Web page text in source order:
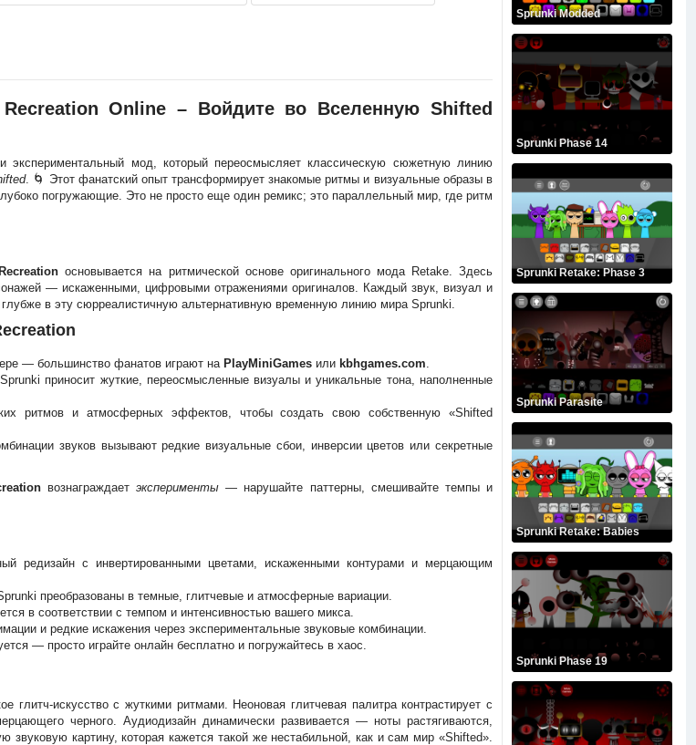
Online – Войдите во Вселенную Shifted
мод, который переосмысляет классическую сюжетную линию
. 🌀 Этот фанатский опыт трансформирует знакомые ритмы и визуальные образы в
погружающие. Это не просто еще один ремикс; это параллельный мир, где ритм
основывается на ритмической основе оригинального мода Retake. Здесь
— искаженными, цифровыми отражениями оригиналов. Каждый звук, визуал и
в эту сюрреалистичную альтернативную временную линию мира Sprunki.
— большинство фанатов играют на PlayMiniGamesили kbhgames.com.
приносит жуткие, переосмысленные визуалы и уникальные тона, наполненные
ритмов и атмосферных эффектов, чтобы создать свою собственную «Shifted
звуков вызывают редкие визуальные сбои, инверсии цветов или секретные
вознаграждаетэксперименты — нарушайте паттерны, смешивайте темпы и
редизайн с инвертированными цветами, искаженными контурами и мерцающим
преобразованы в темные, глитчевые и атмосферные вариации.
в соответствии с темпом и интенсивностью вашего микса.
и редкие искажения через экспериментальные звуковые комбинации.
— просто играйте онлайн бесплатно и погружайтесь в хаос.
глитч-искусство с жуткими ритмами. Неоновая глитчевая палитра контрастирует с
черного. Аудиодизайн динамически развивается — ноты растягиваются,
картину, которая кажется такой же нестабильной, как и сам мир «Shifted».
Sprunki Modded
Sprunki Phase 14
Sprunki Retake: Phase 3
Sprunki Parasite
Sprunki Retake: Babies
Sprunki Phase 19